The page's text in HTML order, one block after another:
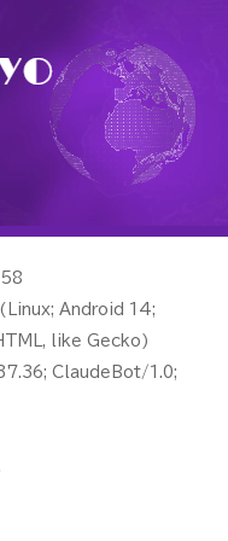
Android 14;
like Gecko)
ClaudeBot/1.0;